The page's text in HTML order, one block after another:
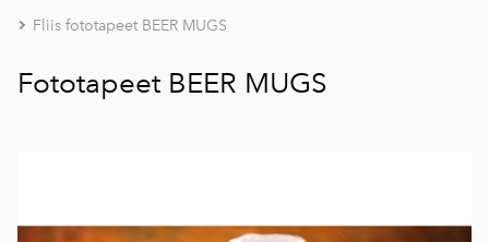
Fliis fototapeet BEER MUGS
Fototapeet BEER MUGS